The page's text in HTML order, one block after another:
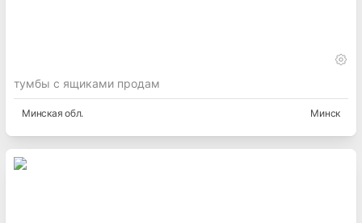
тумбы с ящиками продам
Минская обл. Минск